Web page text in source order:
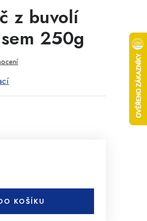
z buvolí
250g
KOŠÍKU